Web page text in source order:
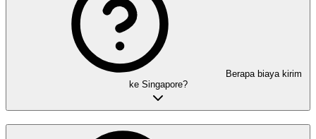
Berapa biaya kirim
ke Singapore?